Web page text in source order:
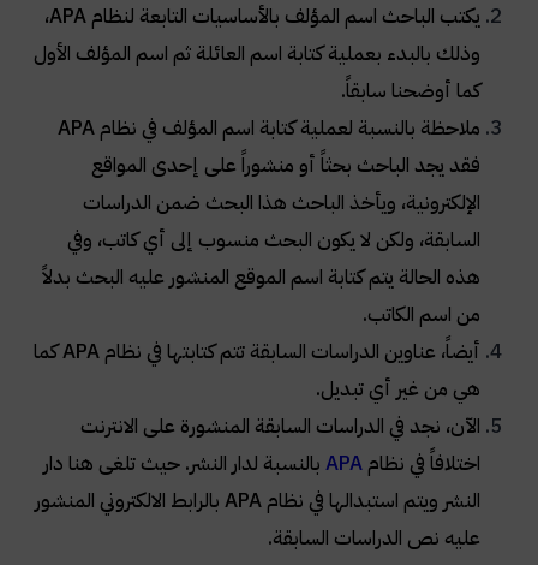
يكتب الباحث اسم المؤلف بالأساسيات التابعة لنظام APA،
وذلك بالبدء بعملية كتابة اسم العائلة ثم اسم المؤلف الأول
كما أوضحنا سابقاً.
ملاحظة بالنسبة لعملية كتابة اسم المؤلف في نظام APA
فقد يجد الباحث بحثاً أو منشوراً على إحدى المواقع
الإلكترونية، ويأخذ الباحث هذا البحث ضمن الدراسات
السابقة، ولكن لا يكون البحث منسوب إلى أي كاتب، وفي
هذه الحالة يتم كتابة اسم الموقع المنشور عليه البحث بدلاً
من اسم الكاتب.
أيضاً، عناوين الدراسات السابقة تتم كتابتها في نظام APA كما
هي من غير أي تبديل.
الآن، نجد في الدراسات السابقة المنشورة على الانترنت
اختلافاً في نظام APA بالنسبة لدار النشر. حيث تلغى هنا دار
النشر ويتم استبدالها في نظام APA بالرابط الالكتروني المنشور
عليه نص الدراسات السابقة.